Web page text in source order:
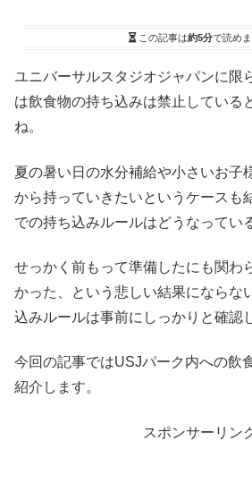
この記事は約5分で読めま
ユニバーサルスタジオジャパンに限
は飲食物の持ち込みは禁止している
ね。
夏の暑い日の水分補給や小さいお子
から持っていきたいというケースも
での持ち込みルールはどうなってい
せっかく前もって準備したにも関わ
かった、という悲しい結果にならな
込みルールは事前にしっかりと確認
今回の記事ではUSJパーク内への飲
紹介します。
スポンサーリン